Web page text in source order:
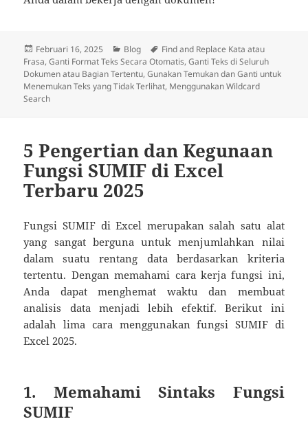
Diposkan
pada
Februari 16, 2025 Kategori
Blog Tag
Find and Replace Kata atau
Frasa,Ganti Format Teks Secara Otomatis,Ganti Teks di Seluruh
Dokumen atau Bagian Tertentu,Gunakan Temukan dan Ganti untuk
Menemukan Teks yang Tidak Terlihat, Menggunakan Wildcard
Search
5 Pengertian dan Kegunaan
Fungsi SUMIF di Excel
Terbaru 2025
Fungsi SUMIF di Excel merupakan salah satu alat
yang sangat berguna untuk menjumlahkan nilai
dalam suatu rentang data berdasarkan kriteria
tertentu. Dengan memahami cara kerja fungsi ini,
Anda dapat menghemat waktu dan membuat
analisis data menjadi lebih efektif. Berikut ini
adalah lima cara menggunakan fungsi SUMIF di
Excel 2025.
1. Memahami Sintaks Fungsi
SUMIF